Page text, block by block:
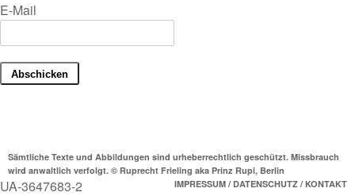
E-Mail
Sämtliche Texte und Abbildungen sind urheberrechtlich geschützt. Missbrauch
wird anwaltlich verfolgt. © Ruprecht Frieling aka Prinz Rupi, Berlin
IMPRESSUM / DATENSCHUTZ / KONTAKT
UA-3647683-2